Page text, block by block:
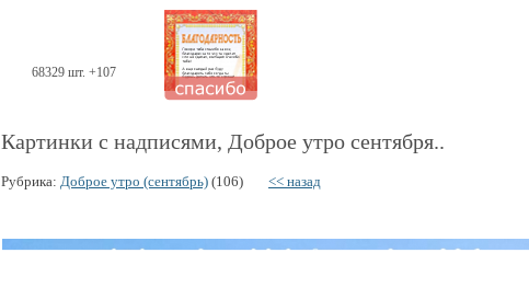
68329 шт. +107
Картинки с надписями, Доброе утро сентября..
Рубрика: Доброе утро (сентябрь) (106) << назад